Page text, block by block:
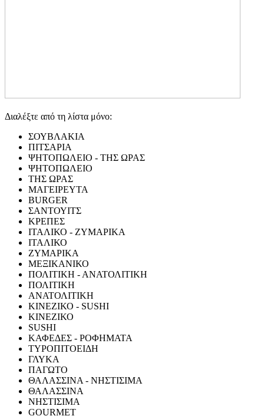
Διαλέξτε από τη λίστα μόνο:
ΣΟΥΒΛΑΚΙΑ
ΠΙΤΣΑΡΙΑ
ΨΗΤΟΠΩΛΕΙΟ - ΤΗΣ ΩΡΑΣ
ΨΗΤΟΠΩΛΕΙΟ
ΤΗΣ ΩΡΑΣ
ΜΑΓΕΙΡΕΥΤΑ
BURGER
ΣΑΝΤΟΥΙΤΣ
ΚΡΕΠΕΣ
ΙΤΑΛΙΚΟ - ΖΥΜΑΡΙΚΑ
ΙΤΑΛΙΚΟ
ΖΥΜΑΡΙΚΑ
ΜΕΞΙΚΑΝΙΚΟ
ΠΟΛΙΤΙΚΗ - ΑΝΑΤΟΛΙΤΙΚΗ
ΠΟΛΙΤΙΚΗ
ΑΝΑΤΟΛΙΤΙΚΗ
ΚΙΝΕΖΙΚΟ - SUSHI
ΚΙΝΕΖΙΚΟ
SUSHI
ΚΑΦΕΔΕΣ - ΡΟΦΗΜΑΤΑ
ΤΥΡΟΠΙΤΟΕΙΔΗ
ΓΛΥΚΑ
ΠΑΓΩΤΟ
ΘΑΛΑΣΣΙΝΑ - ΝΗΣΤΙΣΙΜΑ
ΘΑΛΑΣΣΙΝΑ
ΝΗΣΤΙΣΙΜΑ
GOURMET